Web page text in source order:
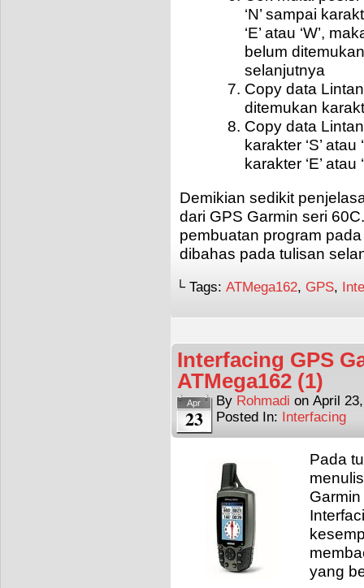
‘N’ sampai
‘E’ atau ‘W’,
belum
selanjutnya
Copy data
ditemukan
Copy data
karakter ‘S’
karakter ‘E’ atau
Demikian sedikit
dari GPS Garmin seri
pembuatan program
dibahas pada tulisan
└ Tags: ATMega162, GPS,
Interfacing GPS
ATMega162 (1)
Apr
23
By Rohmadi on April
Posted In: Interfacing
Pada
yang